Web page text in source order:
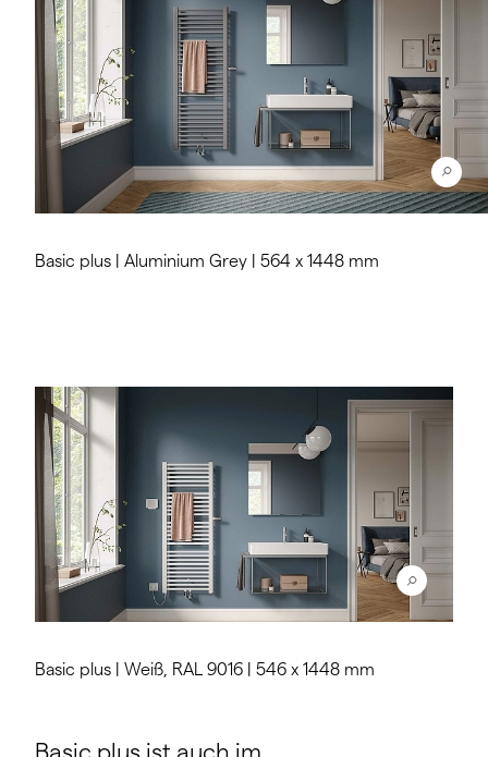
Basic plus | Aluminium Grey | 564 x 1448 mm
Basic plus | Weiß, RAL 9016 | 546 x 1448 mm
Basic plus ist auch im